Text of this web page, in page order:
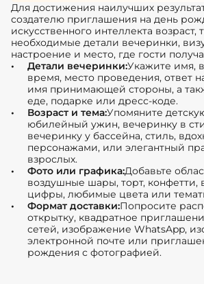
Для достижения наилучших
создателю приглашения на день
искусственного интеллекта возраст,
необходимые детали вечеринки,
настроение и место, где гости
Детали вечеринки:Укажите имя,
время, место проведения, ответ
имя принимающей стороны, а
еде, подарке или дресс-коде.
Возраст и тема:Упомяните
юбилейный ужин, вечеринку в
вечеринку у бассейна, стиль,
персонажами, или элегантный
взрослых.
Фото или графика:Добавьте
воздушные шары, торт, конфетти,
цифры, любимые цвета или
Формат доставки:Попросите
открытку, квадратное
сетей, изображение WhatsApp,
электронной почте или
рождения с фотографией.